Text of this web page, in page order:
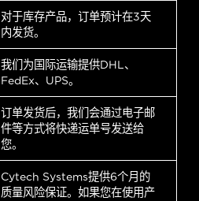
对于库存产品，订单预计在3天
内发货。
我们为国际运输提供DHL、
FedEx、UPS。
订单发货后，我们会通过电子邮
件等方式将快递运单号发送给
您。
Cytech Systems提供6个月的
质量风险保证。如果您在使用产